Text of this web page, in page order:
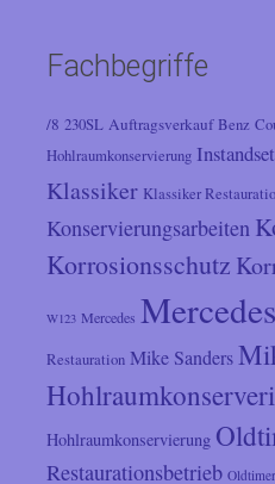
Fachbegriffe
/8 230SL Auftragsverkauf Benz
Hohlraumkonservierung
Klassiker Klassiker
Konservierungsarbeiten
Korrosionsschutz
W123 Mercedes
Restauration Mike Sanders
Hohlraumkonservierung
Restaurationsbetrieb